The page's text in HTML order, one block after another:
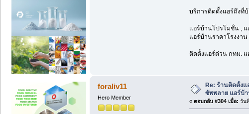
บริการติดตั้งแอร์ถึงที่
แอร์บ้านโปรโมชั่น , แ
แอร์บ้านราคาโรงงา
ติดตั้งแอร์ด่วน กทม. แ
foraliv11
Hero Member
Re: ร้านติดตั้ง
ซัพพลาย แอร์บ้
« ตอบกลับ #304 เมื่อ: วัน